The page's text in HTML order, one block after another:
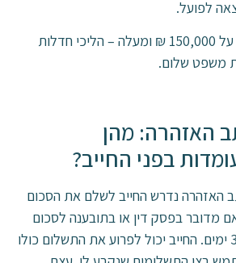
לפועל.
אם סך חובותיהם עומד על 150,000 ₪ ומעלה – הליכי חדלות
משפט שלום.
האזהרה: מהן
בפני החייב?
האזהרה נדרש החייב לשלם את הסכום
20 ימים. אם מדובר בפסק דין או בתובענה לסכום
קצוב יש לשלם בתוך 30 ימים. החייב יכול לפרוע את התשלום כולו